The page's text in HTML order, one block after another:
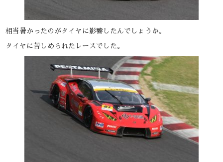
相当暑かったのがタイヤに影響したんでしょうか。
タイヤに苦しめられたレースでした。